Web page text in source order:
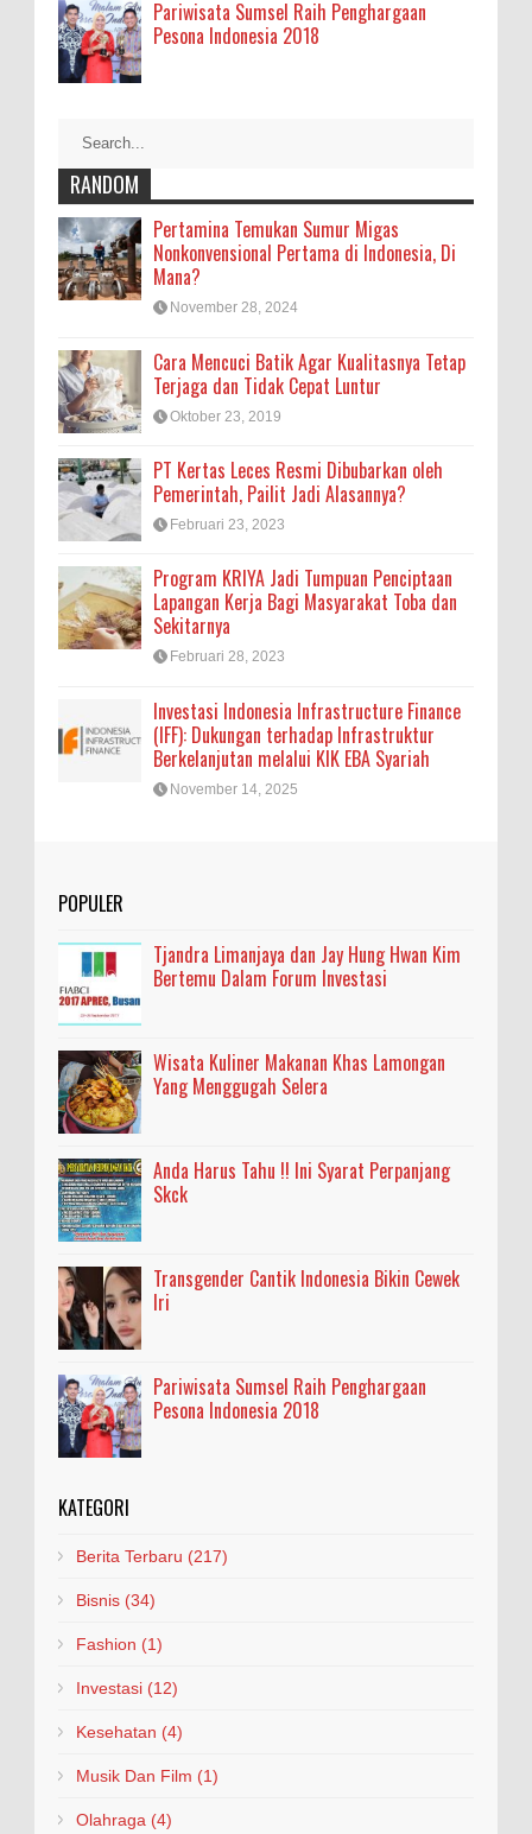
Pariwisata Sumsel Raih Penghargaan
Pesona Indonesia 2018
RANDOM
Pertamina Temukan Sumur Migas
Nonkonvensional Pertama di Indonesia, Di
Mana?
November 28, 2024
Cara Mencuci Batik Agar Kualitasnya Tetap
Terjaga dan Tidak Cepat Luntur
Oktober 23, 2019
PT Kertas Leces Resmi Dibubarkan oleh
Pemerintah, Pailit Jadi Alasannya?
Februari 23, 2023
Program KRIYA Jadi Tumpuan Penciptaan
Lapangan Kerja Bagi Masyarakat Toba dan
Sekitarnya
Februari 28, 2023
Investasi Indonesia Infrastructure Finance
(IFF): Dukungan terhadap Infrastruktur
Berkelanjutan melalui KIK EBA Syariah
November 14, 2025
POPULER
Tjandra Limanjaya dan Jay Hung Hwan Kim
Bertemu Dalam Forum Investasi
Wisata Kuliner Makanan Khas Lamongan
Yang Menggugah Selera
Anda Harus Tahu !! Ini Syarat Perpanjang
Skck
Transgender Cantik Indonesia Bikin Cewek
Iri
Pariwisata Sumsel Raih Penghargaan
Pesona Indonesia 2018
KATEGORI
Berita Terbaru (217)
Bisnis (34)
Fashion (1)
Investasi (12)
Kesehatan (4)
Musik Dan Film (1)
Olahraga (4)